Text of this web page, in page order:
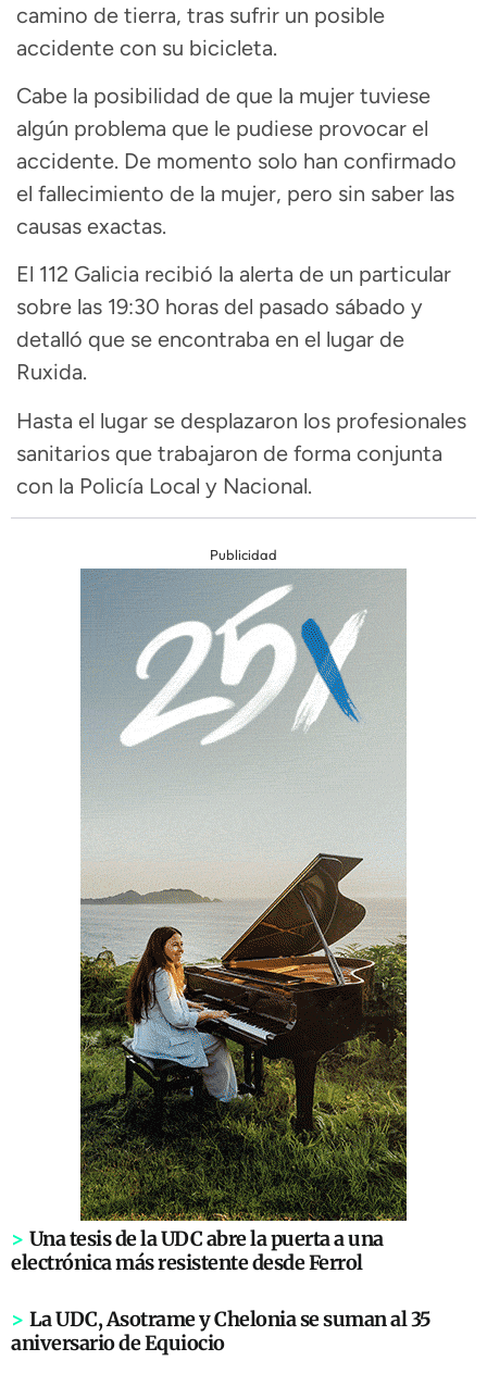
camino de tierra, tras sufrir un posible
accidente con su bicicleta.
Cabe la posibilidad de que la mujer tuviese
algún problema que le pudiese provocar el
accidente. De momento solo han confirmado
el fallecimiento de la mujer, pero sin saber las
causas exactas.
El 112 Galicia recibió la alerta de un particular
sobre las 19:30 horas del pasado sábado y
detalló que se encontraba en el lugar de
Ruxida.
Hasta el lugar se desplazaron los profesionales
sanitarios que trabajaron de forma conjunta
con la Policía Local y Nacional.
Publicidad
> Una tesis de la UDC abre la puerta a una
electrónica más resistente desde Ferrol
> La UDC, Asotrame y Chelonia se suman al 35
aniversario de Equiocio